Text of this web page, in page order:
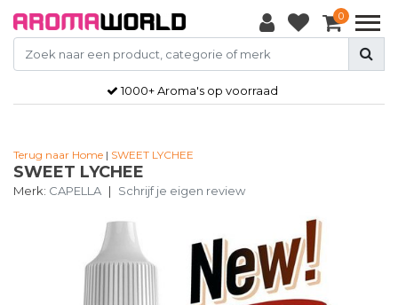
0
1000+ Aroma's op voorraad
Terug naar Home | SWEET LYCHEE
SWEET LYCHEE
Merk: CAPELLA | Schrijf je eigen review